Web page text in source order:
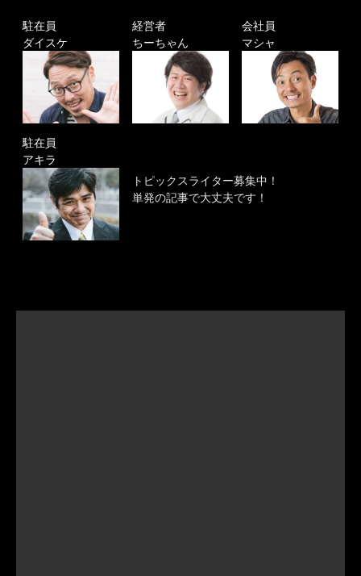
駐在員
ダイスケ
経営者
ちーちゃん
会社員
マシャ
駐在員
アキラ
トピックスライター募集中！
単発の記事で大丈夫です！